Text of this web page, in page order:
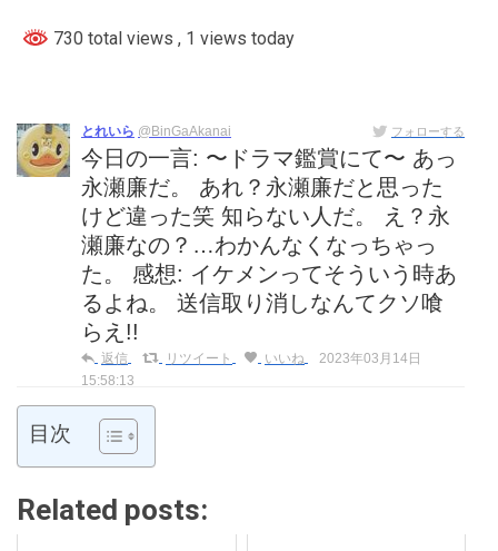
730 total views , 1 views today
とれいら @BinGaAkanai フォローする
今日の一言: 〜ドラマ鑑賞にて〜 あっ
永瀬廉だ。 あれ？永瀬廉だと思った
けど違った笑 知らない人だ。 え？永
瀬廉なの？…わかんなくなっちゃっ
た。 感想: イケメンってそういう時あ
るよね。 送信取り消しなんてクソ喰
らえ!!
返信 リツイート いいね
2023年03月14日
15:58:13
目次
Related posts: